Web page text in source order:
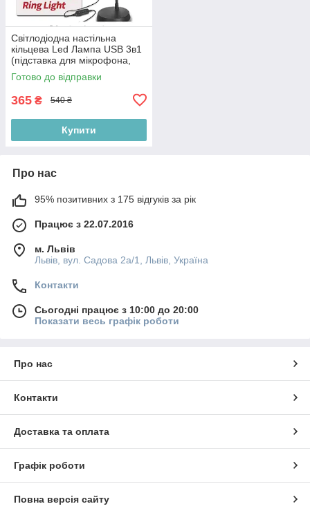
Світлодіодна настільна
кільцева Led Лампа USB 3в1
(підставка для мікрофона,
телефону та камери) HA-12,
чорний
Готово до відправки
365 ₴ 540 ₴
Купити
Про нас
95% позитивних з 175 відгуків за рік
Працює з 22.07.2016
м. Львів
Львів, вул. Садова 2а/1, Львів, Україна
Контакти
Сьогодні працює з 10:00 до 20:00
Показати весь графік роботи
Про нас
Контакти
Доставка та оплата
Графік роботи
Повна версія сайту